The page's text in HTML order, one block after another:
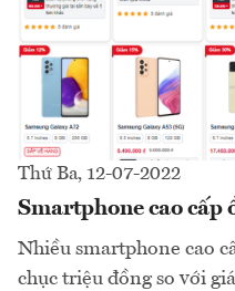
Thứ Ba, 12-07-2022
Smartphone cao cấp
Nhiều smartphone cao
chục triệu đồng so với